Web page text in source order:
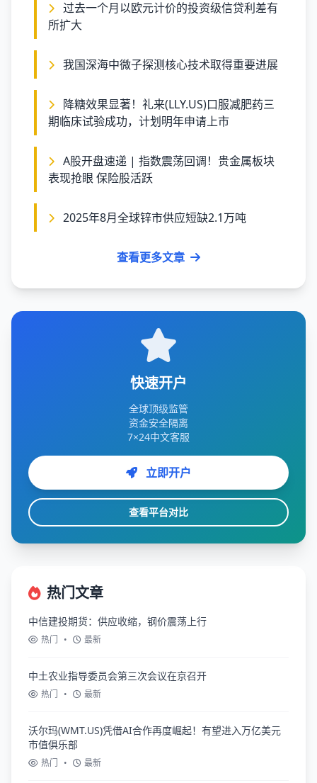
所扩大
我国深海中微子探测核心技术取得重要进展
期临床试验成功，计划明年申请上市
表现抢眼 保险股活跃
2025年8月全球锌市供应短缺2.1万吨
查看更多文章
快速开户
全球顶级监管
资金安全隔离
7×24中文客服
立即开户
查看平台对比
热门文章
中信建投期货：供应收缩，钢价震荡上行
热门 • 最新
中土农业指导委员会第三次会议在京召开
热门 • 最新
沃尔玛(WMT.US)凭借AI合作再度崛起！有望进入万亿美元
市值俱乐部
热门 • 最新